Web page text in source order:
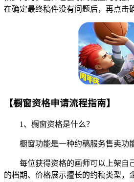
在确定最终稿件没有问题后，再点击
【橱窗资格申请流程指南】
1、橱窗资格是什么？
橱窗功能是一种约稿服务售卖功能
每位获得资格的画师可以上架自
的档期、价格展示擅长的约稿类型，